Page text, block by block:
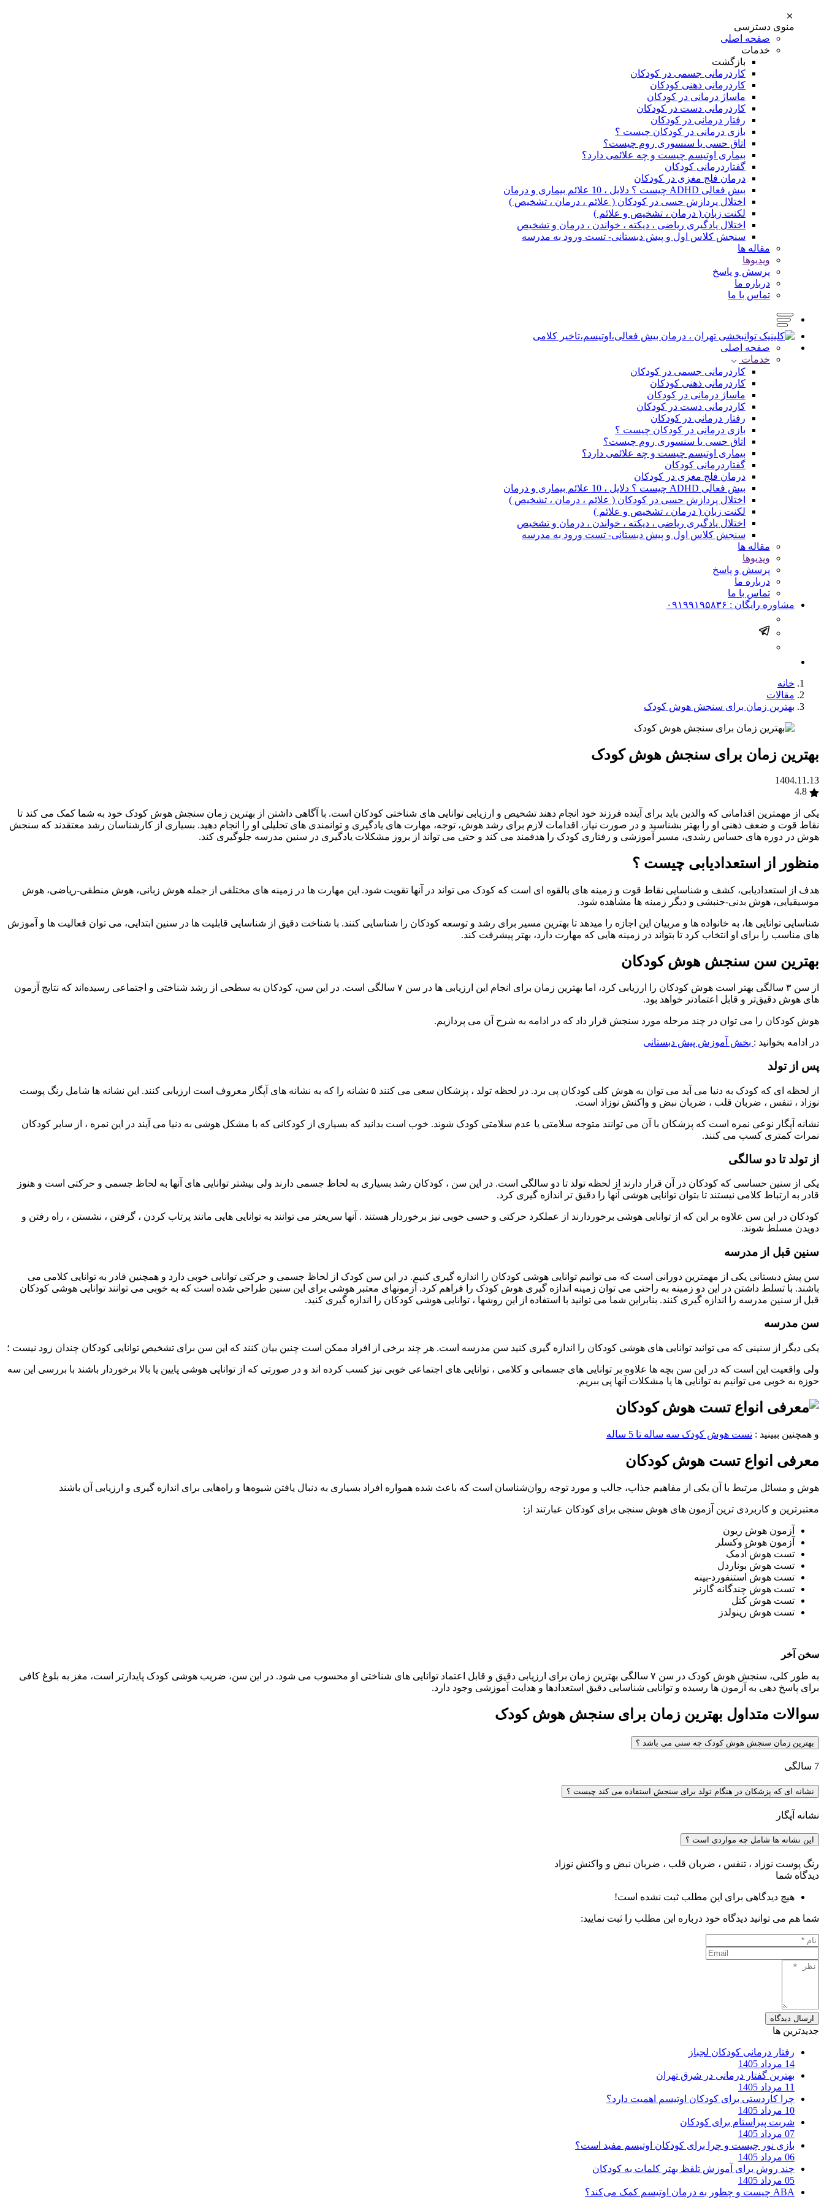
منوی دسترسی
صفحه اصلی
خدمات
بازگشت
کاردرمانی جسمی در کودکان
کاردرمانی ذهنی کودکان
ماساژ درمانی در کودکان
کاردرمانی دست در کودکان
رفتار درمانی در کودکان
بازی درمانی در کودکان چیست ؟
اتاق حسی یا سنسوری روم چیست؟
بیماری اوتیسم چیست و چه علائمی دارد؟
گفتاردرمانی کودکان
درمان فلج مغزی در کودکان
بیش فعالی ADHD چیست ؟ دلایل ، 10 علائم بیماری و درمان
اختلال پردازش حسی در کودکان ( علائم ، درمان ، تشخیص )
لکنت زبان ( درمان ، تشخیص و علائم )
اختلال یادگیری ریاضی ، دیکته ، خواندن ، درمان و تشخیص
سنجش کلاس اول و پیش دبستانی- تست ورود به مدرسه
مقاله ها
ویدیوها
پرسش و پاسخ
درباره ما
تماس با ما
صفحه اصلی
خدمات
کاردرمانی جسمی در کودکان
کاردرمانی ذهنی کودکان
ماساژ درمانی در کودکان
کاردرمانی دست در کودکان
رفتار درمانی در کودکان
بازی درمانی در کودکان چیست ؟
اتاق حسی یا سنسوری روم چیست؟
بیماری اوتیسم چیست و چه علائمی دارد؟
گفتاردرمانی کودکان
درمان فلج مغزی در کودکان
بیش فعالی ADHD چیست ؟ دلایل ، 10 علائم بیماری و درمان
اختلال پردازش حسی در کودکان ( علائم ، درمان ، تشخیص )
لکنت زبان ( درمان ، تشخیص و علائم )
اختلال یادگیری ریاضی ، دیکته ، خواندن ، درمان و تشخیص
سنجش کلاس اول و پیش دبستانی- تست ورود به مدرسه
مقاله ها
ویدیوها
پرسش و پاسخ
درباره ما
تماس با ما
مشاوره رایگان : ۰۹۱۹۹۱۹۵۸۳۶
خانه
مقالات
بهترین زمان برای سنجش هوش کودک
بهترین زمان برای سنجش هوش کودک
1404.11.13
4.8
یکی از مهمترین اقداماتی که والدین باید برای آینده فرزند خود انجام دهند تشخیص و ارزیابی توانایی های شناختی کودکان است. با آگاهی داشتن از بهترین زمان سنجش هوش کودک خود به شما کمک می کند تا
نقاط قوت و ضعف ذهنی او را بهتر بشناسید و در صورت نیاز، اقدامات لازم برای رشد هوش، توجه، مهارت های یادگیری و توانمندی های تحلیلی او را انجام دهید. بسیاری از کارشناسان رشد معتقدند که سنجش
هوش در دوره های حساس رشدی، مسیر آموزشی و رفتاری کودک را هدفمند می کند و حتی می تواند از بروز مشکلات یادگیری در سنین مدرسه جلوگیری کند.
منظور از استعدادیابی چیست ؟
هدف از استعدادیابی، کشف و شناسایی نقاط قوت و زمینه‌ های بالقوه‌ ای است که کودک می‌ تواند در آنها تقویت شود. این مهارت ها در زمینه‌ های مختلفی از جمله هوش زبانی، هوش منطقی-ریاضی، هوش
موسیقیایی، هوش بدنی-جنبشی و دیگر زمینه‌ ها مشاهده شود.
شناسایی توانایی ها، به خانواده‌ ها و مربیان این اجازه را میدهد تا بهترین مسیر برای رشد و توسعه کودکان را شناسایی کنند. با شناخت دقیق از شناسایی قابلیت‌ ها در سنین ابتدایی، می‌ توان فعالیت‌ ها و آموزش‌
های مناسب را برای او انتخاب کرد تا بتواند در زمینه‌ هایی که مهارت دارد، بهتر پیشرفت کند.
بهترین سن سنجش هوش کودکان
از سن ۳ سالگی بهتر است هوش کودکان را ارزیابی کرد، اما بهترین زمان برای انجام این ارزیابی‌ ها در سن ۷ سالگی است. در این سن، کودکان به سطحی از رشد شناختی و اجتماعی رسیده‌اند که نتایج آزمون‌
های هوش دقیق‌تر و قابل اعتمادتر خواهد بود.
هوش کودکان را می توان در چند مرحله مورد سنجش قرار داد که در ادامه به شرح آن می پردازیم.
در ادامه بخوانید : بخش آموزش پیش دبستانی
پس از تولد
از لحظه ای که کودک به دنیا می آید می توان به هوش کلی کودکان پی برد. در لحظه تولد ، پزشکان سعی می کنند ۵ نشانه را که به نشانه های آپگار معروف است ارزیابی کنند. این نشانه ها شامل رنگ پوست
نوزاد ، تنفس ، ضربان قلب ، ضربان نبض و واکنش نوزاد است.
نشانه آپگار نوعی نمره است که پزشکان با آن می توانند متوجه سلامتی یا عدم سلامتی کودک شوند. خوب است بدانید که بسیاری از کودکانی که با مشکل هوشی به دنیا می آیند در این نمره ، از سایر کودکان
نمرات کمتری کسب می کنند.
از تولد تا دو سالگی
یکی از سنین حساسی که کودکان در آن قرار دارند از لحظه تولد تا دو سالگی است. در این سن ، کودکان رشد بسیاری به لحاظ جسمی دارند ولی بیشتر توانایی های آنها به لحاظ جسمی و حرکتی است و هنوز
قادر به ارتباط کلامی نیستند تا بتوان توانایی هوشی آنها را دقیق تر اندازه گیری کرد.
کودکان در این سن علاوه بر این که از توانایی هوشی برخوردارند از عملکرد حرکتی و حسی خوبی نیز برخوردار هستند . آنها سریعتر می توانند به توانایی هایی مانند پرتاب کردن ، گرفتن ، نشستن ، راه رفتن و
دویدن مسلط شوند.
سنین قبل از مدرسه
سن پیش دبستانی یکی از مهمترین دورانی است که می توانیم توانایی هوشی کودکان را اندازه گیری کنیم. در این سن کودک از لحاظ جسمی و حرکتی توانایی خوبی دارد و همچنین قادر به توانایی کلامی می
باشند. با تسلط داشتن در این دو زمینه به راحتی می توان زمینه اندازه گیری هوش کودک را فراهم کرد. آزمونهای معتبر هوشی برای این سنین طراحی شده است که به خوبی می توانند توانایی هوشی کودکان
قبل از سنین مدرسه را اندازه گیری کنند. بنابراین شما می توانید با استفاده از این روشها ، توانایی هوشی کودکان را اندازه گیری کنید.
سن مدرسه
یکی دیگر از سنینی که می توانید توانایی های هوشی کودکان را اندازه گیری کنید سن مدرسه است. هر چند برخی از افراد ممکن است چنین بیان کنند که این سن برای تشخیص توانایی کودکان چندان زود نیست ؛
ولی واقعیت این است که در این سن بچه ها علاوه بر توانایی های جسمانی و کلامی ، توانایی های اجتماعی خوبی نیز کسب کرده اند و در صورتی که از توانایی هوشی پایین یا بالا برخوردار باشند با بررسی این سه
حوزه به خوبی می توانیم به توانایی ها یا مشکلات آنها پی ببریم.
و همچنین ببینید : تست هوش کودک سه ساله تا 5 ساله
معرفی انواع تست هوش کودکان
هوش و مسائل مرتبط با آن یکی از مفاهیم جذاب، جالب و مورد توجه روان‌شناسان است که باعث شده همواره افراد بسیاری به دنبال یافتن شیوه‌ها و راه‌هایی برای اندازه گیری و ارزیابی آن باشند
معتبرترین و کاربردی ترین آزمون های هوش سنجی برای کودکان عبارتند از:
آزمون هوش ریون
آزمون هوش وکسلر
تست هوش آدمک
تست هوش بوناردل
تست هوش استنفورد-بینه
تست هوش چندگانه گارنر
تست هوش کتل
تست هوش رینولدز
سخن آخر
به طور کلی، سنجش هوش کودک در سن ۷ سالگی بهترین زمان برای ارزیابی دقیق و قابل اعتماد توانایی های شناختی او محسوب می شود. در این سن، ضریب هوشی کودک پایدارتر است، مغز به بلوغ کافی
برای پاسخ دهی به آزمون ها رسیده و توانایی شناسایی دقیق استعدادها و هدایت آموزشی وجود دارد.
سوالات متداول بهترین زمان برای سنجش هوش کودک
بهترین زمان سنجش هوش کودک چه سنی می باشد ؟
7 سالگی
نشانه ای که پزشکان در هنگام تولد برای سنجش استفاده می کند چیست ؟
نشانه آپگار
این نشانه ها شامل چه مواردی است ؟
رنگ پوست نوزاد ، تنفس ، ضربان قلب ، ضربان نبض و واکنش نوزاد
دیدگاه شما
هیچ دیدگاهی برای این مطلب ثبت نشده است!
شما هم می توانید دیدگاه خود درباره این مطلب را ثبت نمایید:
ارسال دیدگاه
جدیدترین ها
رفتار درمانی کودکان لجباز
14 مرداد 1405
بهترین گفتار درمانی در شرق تهران
11 مرداد 1405
چرا کاردستی برای کودکان اوتیسم اهمیت دارد؟
10 مرداد 1405
شربت پیراستام برای کودکان
07 مرداد 1405
بازی نور چیست و چرا برای کودکان اوتیسم مفید است؟
06 مرداد 1405
چند روش برای آموزش تلفظ بهتر کلمات به کودکان
05 مرداد 1405
ABA چیست و چطور به درمان اوتیسم کمک می‌کند؟